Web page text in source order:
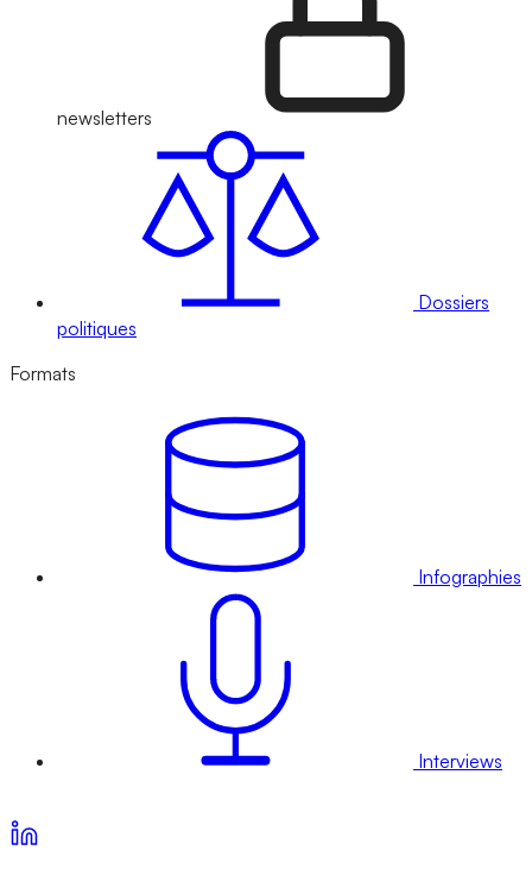
newsletters
Dossiers
politiques
Formats
Infographies
Interviews